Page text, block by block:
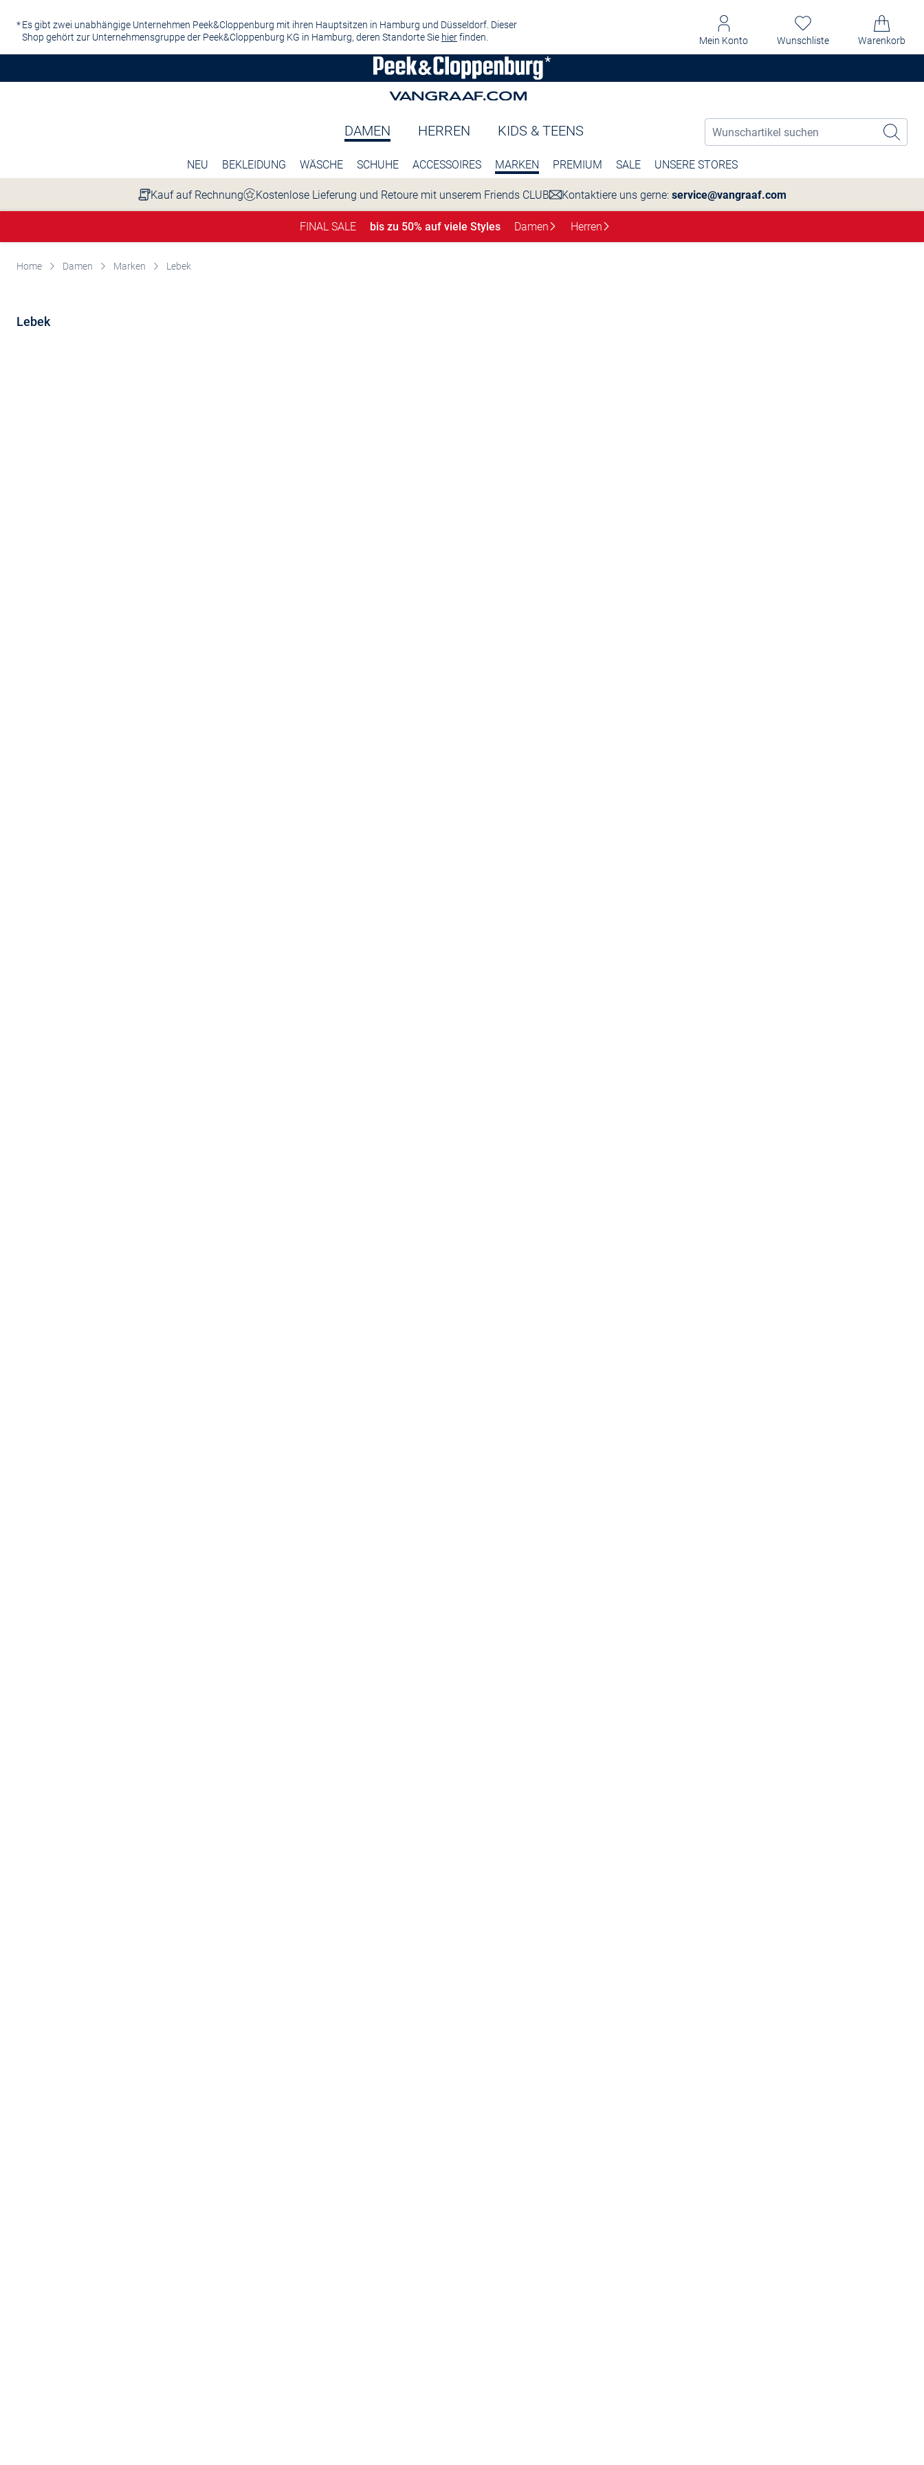
Es gibt zwei unabhängige Unternehmen Peek&Cloppenburg mit ihren Hauptsitzen in Hamburg und Düsseldorf. Dieser
Shop gehört zur Unternehmensgruppe der Peek&Cloppenburg KG in Hamburg, deren Standorte Sie hierfinden. Mein Konto Wunschliste Warenkorb
DAMEN HERREN KIDS & TEENS
NEU BEKLEIDUNG WÄSCHE SCHUHE ACCESSOIRES MARKEN PREMIUM SALE UNSERE STORES
Kauf auf Rechnung Kostenlose Lieferung und Retoure mit unserem Friends CLUB Kontaktiere uns gerne: service@vangraaf.com
FINAL SALE bis zu 50% auf viele Styles Damen Herren
Home Damen Marken Lebek
Lebek